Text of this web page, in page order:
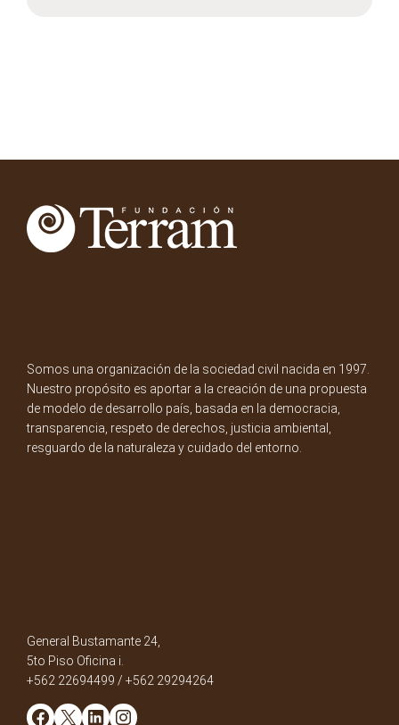
Somos una organización de la sociedad civil nacida en 1997.
Nuestro propósito es aportar a la creación de una propuesta
de modelo de desarrollo país, basada en la democracia,
transparencia, respeto de derechos, justicia ambiental,
resguardo de la naturaleza y cuidado del entorno.
General Bustamante 24,
5to Piso Oficina i.
+562 22694499 / +562 29294264